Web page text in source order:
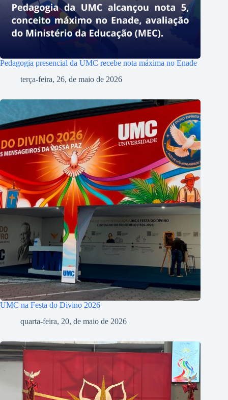
Pedagogia presencial da UMC recebe nota máxima no Enade
terça-feira, 26, de maio de 2026
UMC na Festa do Divino 2026
quarta-feira, 20, de maio de 2026